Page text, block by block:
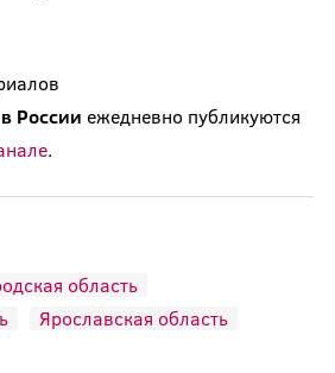
в России ежедневно публикуются
.
область
Ярославская область